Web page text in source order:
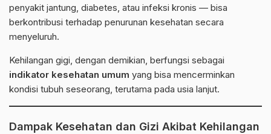
penyakit jantung, diabetes, atau infeksi kronis — bisa
berkontribusi terhadap penurunan kesehatan secara
menyeluruh.
Kehilangan gigi, dengan demikian, berfungsi sebagai
indikator kesehatan umum yang bisa mencerminkan
kondisi tubuh seseorang, terutama pada usia lanjut.
Dampak Kesehatan dan Gizi Akibat Kehilangan